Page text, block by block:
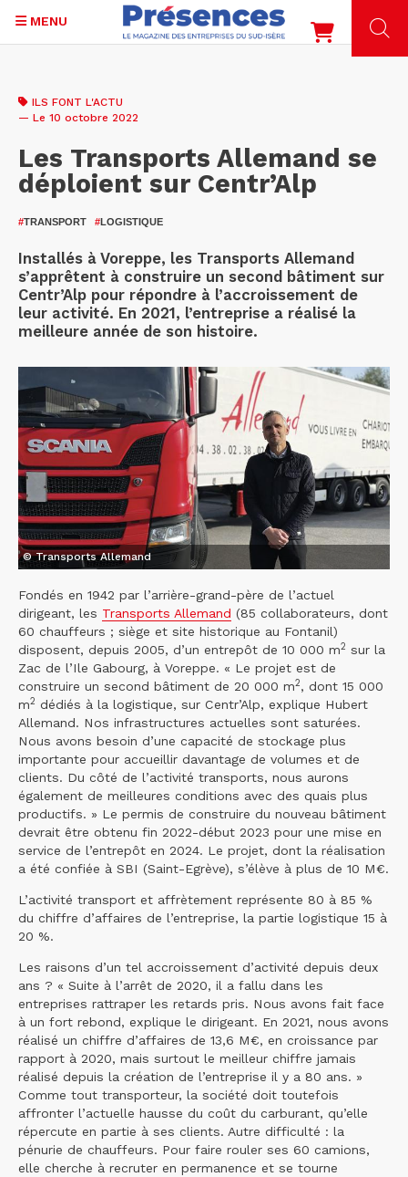
contenu
MENU
ILS FONT L'ACTU
— Le 10 octobre 2022
Les Transports Allemand se
déploient sur Centr’Alp
#TRANSPORT #LOGISTIQUE
Installés à Voreppe, les Transports Allemand
s’apprêtent à construire un second bâtiment sur
Centr’Alp pour répondre à l’accroissement de
leur activité. En 2021, l’entreprise a réalisé la
meilleure année de son histoire.
© Transports Allemand
Fondés en 1942 par l’arrière-grand-père de l’actuel
dirigeant, les Transports Allemand (85 collaborateurs, dont
60 chauffeurs ; siège et site historique au Fontanil)
disposent, depuis 2005, d’un entrepôt de 10 000 m2 sur la
Zac de l’Ile Gabourg, à Voreppe. « Le projet est de
construire un second bâtiment de 20 000 m2, dont 15 000
m2 dédiés à la logistique, sur Centr’Alp, explique Hubert
Allemand. Nos infrastructures actuelles sont saturées.
Nous avons besoin d’une capacité de stockage plus
importante pour accueillir davantage de volumes et de
clients. Du côté de l’activité transports, nous aurons
également de meilleures conditions avec des quais plus
productifs. » Le permis de construire du nouveau bâtiment
devrait être obtenu fin 2022-début 2023 pour une mise en
service de l’entrepôt en 2024. Le projet, dont la réalisation
a été confiée à SBI (Saint-Egrève), s’élève à plus de 10 M€.
L’activité transport et affrètement représente 80 à 85 %
du chiffre d’affaires de l’entreprise, la partie logistique 15 à
20 %.
Les raisons d’un tel accroissement d’activité depuis deux
ans ? « Suite à l’arrêt de 2020, il a fallu dans les
entreprises rattraper les retards pris. Nous avons fait face
à un fort rebond, explique le dirigeant. En 2021, nous avons
réalisé un chiffre d’affaires de 13,6 M€, en croissance par
rapport à 2020, mais surtout le meilleur chiffre jamais
réalisé depuis la création de l’entreprise il y a 80 ans. »
Comme tout transporteur, la société doit toutefois
affronter l’actuelle hausse du coût du carburant, qu’elle
répercute en partie à ses clients. Autre difficulté : la
pénurie de chauffeurs. Pour faire rouler ses 60 camions,
elle cherche à recruter en permanence et se tourne